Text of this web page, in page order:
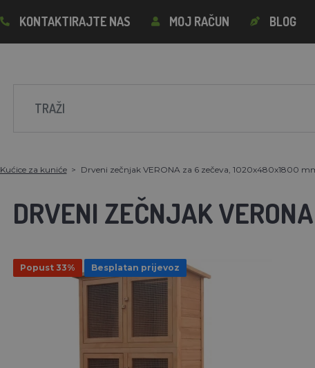
KONTAKTIRAJTE NAS MOJ RAČUN BLOG
Kućice za kuniće Drveni zečnjak VERONA za 6 zečeva, 1020x480x1800
DRVENI ZEČNJAK
Popust 33% Besplatan prijevoz